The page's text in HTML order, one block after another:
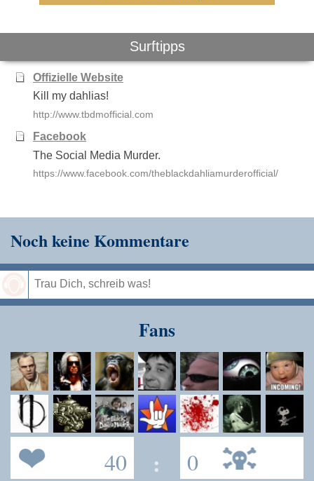
Surftipps
Offizielle Website
Kill my dahlias!
http://www.tbdmofficial.com
Facebook
The Social Media Murder.
https://www.facebook.com/theblackdahliamurderofficial/
Noch keine Kommentare
Fans
40 : 0